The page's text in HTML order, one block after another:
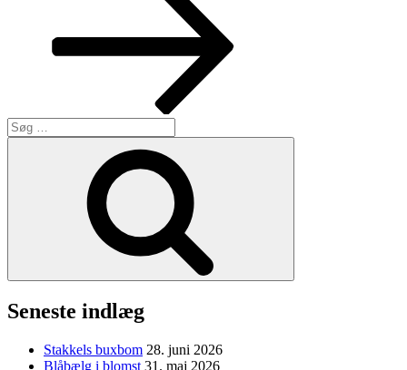
Søg
efter:
Seneste indlæg
Stakkels buxbom 28. juni 2026
Blåbælg i blomst 31. maj 2026